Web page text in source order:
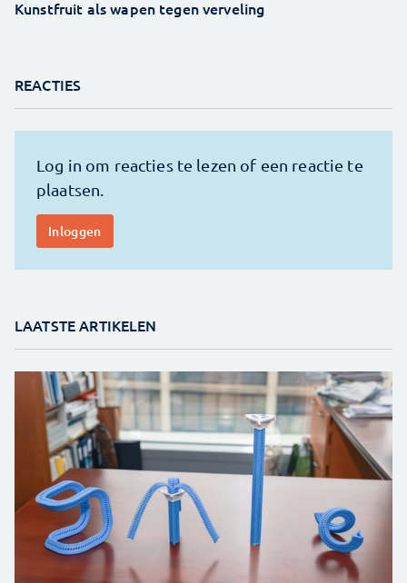
Kunstfruit als wapen tegen verveling
REACTIES
LAATSTE ARTIKELEN